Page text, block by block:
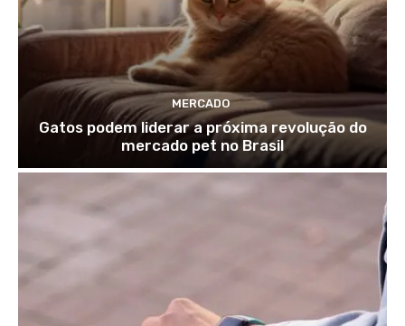
MERCADO
Gatos podem liderar a próxima revolução do
mercado pet no Brasil